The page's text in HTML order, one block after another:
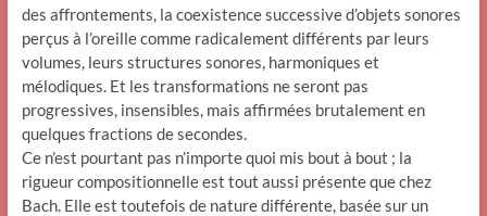
des affrontements, la coexistence successive d’objets sonores
perçus à l’oreille comme radicalement différents par leurs
volumes, leurs structures sonores, harmoniques et
mélodiques. Et les transformations ne seront pas
progressives, insensibles, mais affirmées brutalement en
quelques fractions de secondes.
Ce n’est pourtant pas n’importe quoi mis bout à bout ; la
rigueur compositionnelle est tout aussi présente que chez
Bach. Elle est toutefois de nature différente, basée sur un